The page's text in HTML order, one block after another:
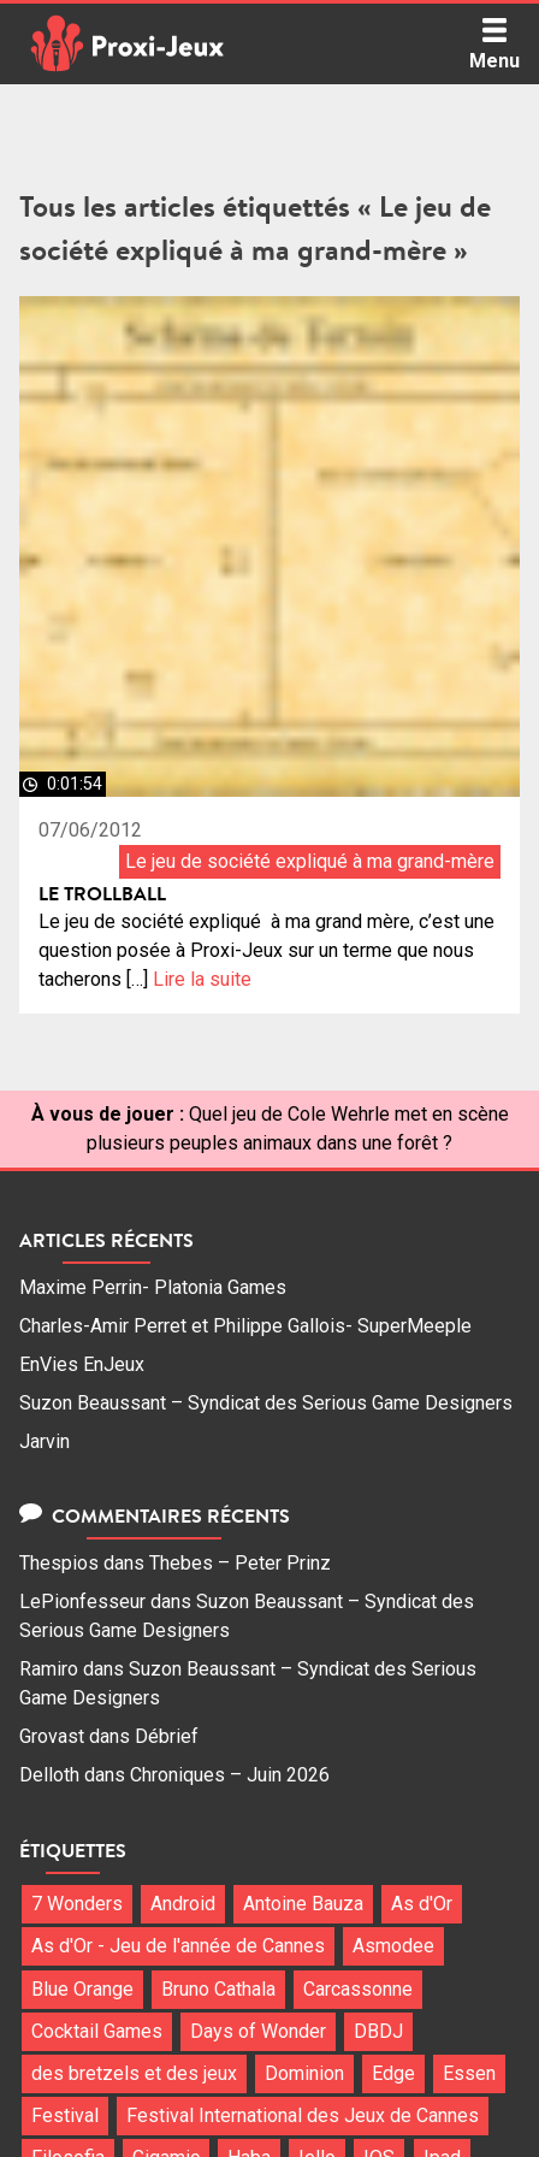
content
Menu
Tous les articles étiquettés « Le jeu de
société expliqué à ma grand-mère »
0:01:54
07/06/2012
Le jeu de société expliqué à ma grand-mère
LE TROLLBALL
Le jeu de société expliqué à ma grand mère, c’est une
question posée à Proxi-Jeux sur un terme que nous
tacherons […] Lire la suite
À vous de jouer : Quel jeu de Cole Wehrle met en scène
plusieurs peuples animaux dans une forêt ?
ARTICLES RÉCENTS
Maxime Perrin- Platonia Games
Charles-Amir Perret et Philippe Gallois- SuperMeeple
EnVies EnJeux
Suzon Beaussant – Syndicat des Serious Game Designers
Jarvin
COMMENTAIRES RÉCENTS
Thespios dans Thebes – Peter Prinz
LePionfesseur dans Suzon Beaussant – Syndicat des
Serious Game Designers
Ramiro dans Suzon Beaussant – Syndicat des Serious
Game Designers
Grovast dans Débrief
Delloth dans Chroniques – Juin 2026
ÉTIQUETTES
7 Wonders Android Antoine Bauza
As d'Or
As d'Or - Jeu de l'année de Cannes
Asmodee
Blue Orange
Bruno Cathala
Carcassonne
Cocktail Games
Days of Wonder
DBDJ
des bretzels et des jeux
Dominion Edge
Essen
Festival
Festival International des Jeux de Cannes